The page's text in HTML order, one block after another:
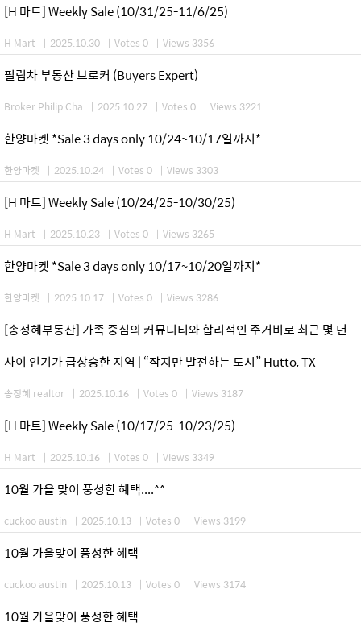
[H 마트] Weekly Sale (10/31/25-11/6/25)
H Mart | 2025.10.30 | Votes 0 | Views 3356
필립차 부동산 브로커 (Buyers Expert)
Broker Philip Cha | 2025.10.27 | Votes 0 | Views 3221
한양마켓 *Sale 3 days only 10/24~10/17일까지*
한양마켓 | 2025.10.24 | Votes 0 | Views 3303
[H 마트] Weekly Sale (10/24/25-10/30/25)
H Mart | 2025.10.23 | Votes 0 | Views 3265
한양마켓 *Sale 3 days only 10/17~10/20일까지*
한양마켓 | 2025.10.17 | Votes 0 | Views 3286
[송정혜부동산] 가족 중심의 커뮤니티와 합리적인 주거비로 최근 몇 년
사이 인기가 급상승한 지역 | “작지만 발전하는 도시” Hutto, TX
송정혜 realtor | 2025.10.16 | Votes 0 | Views 3187
[H 마트] Weekly Sale (10/17/25-10/23/25)
H Mart | 2025.10.16 | Votes 0 | Views 3349
10월 가을 맞이 풍성한 혜택....^^
cuckoo austin | 2025.10.13 | Votes 0 | Views 3199
10월 가을맞이 풍성한 혜택
cuckoo austin | 2025.10.13 | Votes 0 | Views 3174
10월 가을맞이 풍성한 혜택